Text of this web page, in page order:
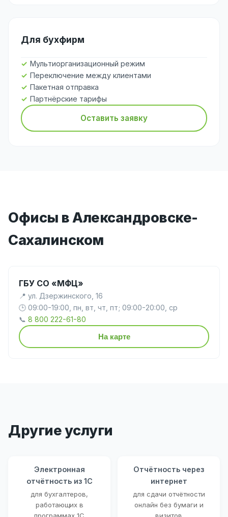
Для бухфирм
Мультиорганизационный режим
Переключение между клиентами
Пакетная отправка
Партнёрские тарифы
Оставить заявку
Офисы в Александровске-
Сахалинском
ГБУ СО «МФЦ»
📍 ул. Дзержинского, 16
🕒 09:00-19:00, пн, вт, чт, пт; 09:00-20:00, ср
📞 8 800 222-61-80
На карте
Другие услуги
Электронная
отчётность из 1С
для бухгалтеров,
работающих в
программах 1С
Отчётность через
интернет
для сдачи отчётности
онлайн без бумаги и
визитов